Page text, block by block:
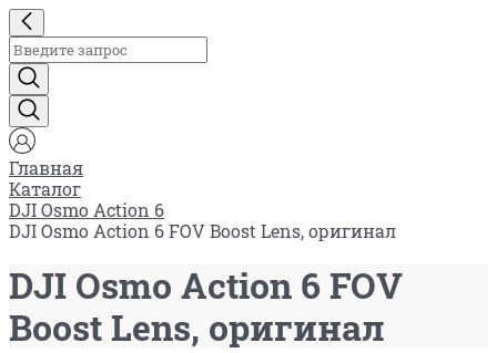
Главная
Каталог
DJI Osmo Action 6
DJI Osmo Action 6 FOV Boost Lens, оригинал
DJI Osmo Action 6 FOV
Boost Lens, оригинал